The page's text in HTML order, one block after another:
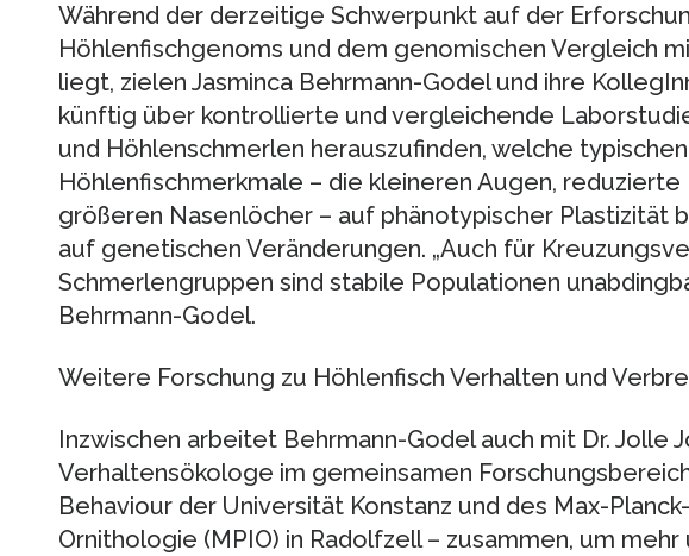
Während der derzeitige Schwerpunkt auf der
Höhlenfischgenoms und dem genomischen Vergleich
liegt, zielen Jasminca Behrmann-Godel und ihre
künftig über kontrollierte und vergleichende
und Höhlenschmerlen herauszufinden, welche typischen
Höhlenfischmerkmale – die kleineren Augen,
größeren Nasenlöcher – auf phänotypischer Plastizität
auf genetischen Veränderungen. „Auch für
Schmerlengruppen sind stabile Populationen
Behrmann-Godel.
Weitere Forschung zu Höhlenfisch Verhalten und
Inzwischen arbeitet Behrmann-Godel auch mit Dr. Jolle
Verhaltensökologe im gemeinsamen
Behaviour der Universität Konstanz und des Max-
Ornithologie (MPIO) in Radolfzell – zusammen, um